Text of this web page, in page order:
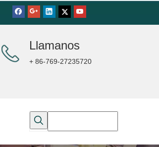
Llamanos
+ 86-769-27235720